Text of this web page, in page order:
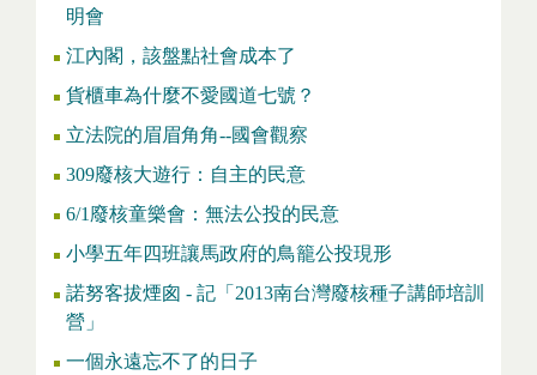
明會
江內閣，該盤點社會成本了
貨櫃車為什麼不愛國道七號？
立法院的眉眉角角--國會觀察
309廢核大遊行：自主的民意
6/1廢核童樂會：無法公投的民意
小學五年四班讓馬政府的鳥籠公投現形
諾努客拔煙囪 - 記「2013南台灣廢核種子講師培訓
營」
一個永遠忘不了的日子